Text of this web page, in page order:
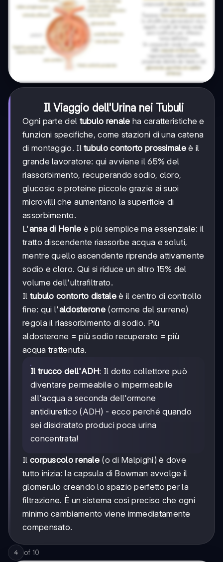
Il Viaggio dell'Urina nei Tubuli
Ogni parte del tubulo renale ha caratteristiche e
funzioni specifiche, come stazioni di una catena
di montaggio. Iltubulo contorto prossimaleè il
grande lavoratore: qui avviene il 65% del
riassorbimento, recuperando sodio, cloro,
glucosio e proteine piccole grazie ai suoi
microvilli che aumentano la superficie di
assorbimento.
L'ansa di Henle è più semplice ma essenziale: il
tratto discendente riassorbe acqua e soluti,
mentre quello ascendente riprende attivamente
sodio e cloro. Qui si riduce un altro 15% del
volume dell'ultrafiltrato.
Il tubulo contorto distaleè il centro di controllo
fine: qui l'aldosterone(ormone del surrene)
regola il riassorbimento di sodio. Più
aldosterone = più sodio recuperato = più
acqua trattenuta.
Il trucco dell'ADH: Il dotto collettore può
diventare permeabile o impermeabile
all'acqua a seconda dell'ormone
antidiuretico (ADH) - ecco perché quando
sei disidratato produci poca urina
concentrata!
Il corpuscolo renale (o di Malpighi) è dove
tutto inizia: la capsula di Bowman avvolge il
glomerulo creando lo spazio perfetto per la
filtrazione. È un sistema così preciso che ogni
minimo cambiamento viene immediatamente
compensato.
4 of 10